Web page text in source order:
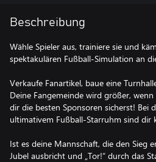
Beschreibung
Wähle Spieler aus, trainiere sie und
spektakulären Fußball-Simulation an
Verkaufe Fanartikel, baue eine
Deine Fangemeinde wird größer,
dir die besten Sponsoren sicherst! Bei
ultimativem Fußball-Starruhm sind dir
Ist es deine Mannschaft, die den Sieg
Jubel ausbricht und „Tor!“ durch das